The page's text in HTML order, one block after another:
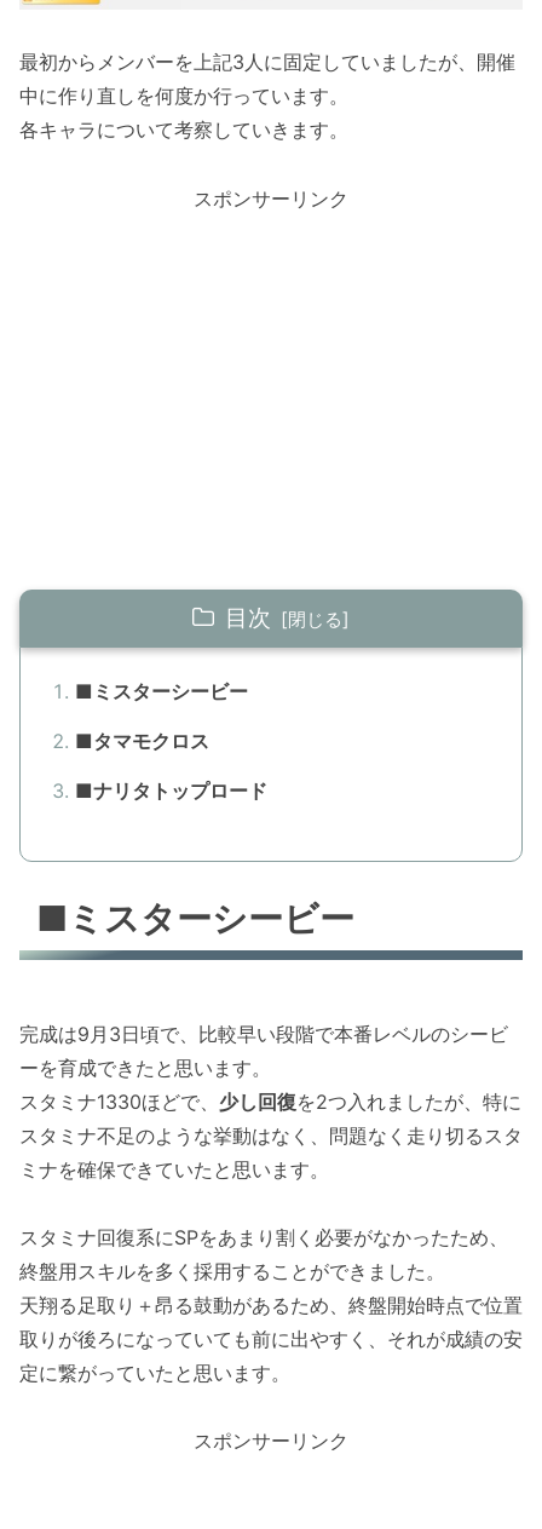
最初からメンバーを上記3人に固定していましたが、開催
中に作り直しを何度か行っています。
各キャラについて考察していきます。
スポンサーリンク
目次
■ミスターシービー
■タマモクロス
■ナリタトップロード
■ミスターシービー
完成は9月3日頃で、比較早い段階で本番レベルのシービ
ーを育成できたと思います。
スタミナ1330ほどで、 少し回復を2つ入れましたが、特に
スタミナ不足のような挙動はなく、問題なく走り切るスタ
ミナを確保できていたと思います。
スタミナ回復系にSPをあまり割く必要がなかったため、
終盤用スキルを多く採用することができました。
天翔る足取り＋昂る鼓動があるため、終盤開始時点で位置
取りが後ろになっていても前に出やすく、それが成績の安
定に繋がっていたと思います。
スポンサーリンク